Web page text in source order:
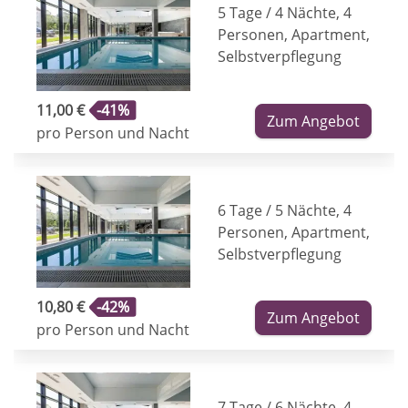
5 Tage / 4 Nächte, 4
Personen, Apartment,
Selbstverpflegung
11,00 € -41%
pro Person und Nacht
Zum Angebot
6 Tage / 5 Nächte, 4
Personen, Apartment,
Selbstverpflegung
10,80 € -42%
pro Person und Nacht
Zum Angebot